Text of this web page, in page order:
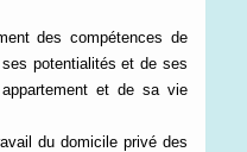
des compétences de
potentialités et de ses
et de sa vie
du domicile privé des